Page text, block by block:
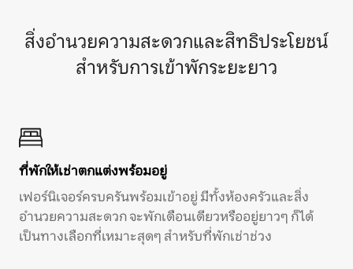
สิ่งอำนวยความสะดวกและสิทธิประโยชน์
สำหรับการเข้าพักระยะยาว
ที่พักให้เช่าตกแต่งพร้อมอยู่
เฟอร์นิเจอร์ครบครันพร้อมเข้าอยู่ มีทั้งห้องครัวและสิ่ง
อำนวยความสะดวก จะพักเดือนเดียวหรืออยู่ยาวๆ ก็ได้
เป็นทางเลือกที่เหมาะสุดๆ สำหรับที่พักเช่าช่วง